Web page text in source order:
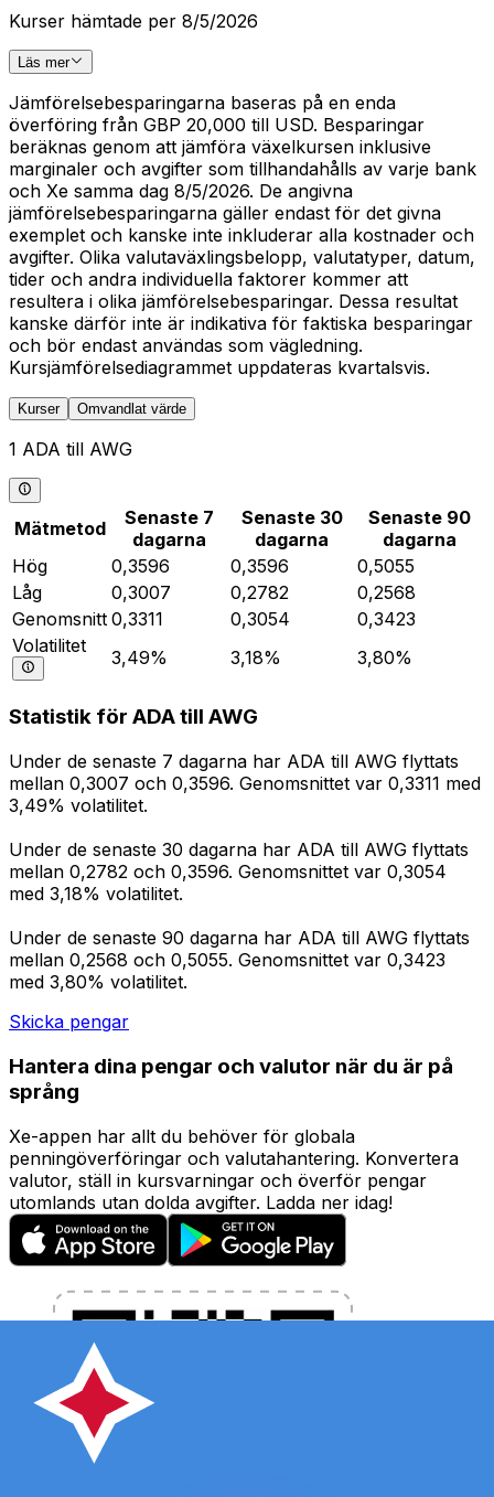
Kurser hämtade per 8/5/2026
Läs mer
Jämförelsebesparingarna baseras på en enda
överföring från GBP 20,000 till USD. Besparingar
beräknas genom att jämföra växelkursen inklusive
marginaler och avgifter som tillhandahålls av varje bank
och Xe samma dag 8/5/2026. De angivna
jämförelsebesparingarna gäller endast för det givna
exemplet och kanske inte inkluderar alla kostnader och
avgifter. Olika valutaväxlingsbelopp, valutatyper, datum,
tider och andra individuella faktorer kommer att
resultera i olika jämförelsebesparingar. Dessa resultat
kanske därför inte är indikativa för faktiska besparingar
och bör endast användas som vägledning.
Kursjämförelsediagrammet uppdateras kvartalsvis.
Kurser Omvandlat värde
1 ADA till AWG
Mätmetod
Senaste 7
dagarna
Senaste 30
dagarna
Senaste 90
dagarna
Hög
0,3596 0,3596
0,5055
Låg
0,3007 0,2782
0,2568
Genomsnitt 0,3311 0,3054
0,3423
Volatilitet
3,49% 3,18% 3,80%
Statistik för ADA till AWG
Under de senaste 7 dagarna har ADA till AWG flyttats
mellan 0,3007 och 0,3596. Genomsnittet var 0,3311 med
3,49% volatilitet.
Under de senaste 30 dagarna har ADA till AWG flyttats
mellan 0,2782 och 0,3596. Genomsnittet var 0,3054
med 3,18% volatilitet.
Under de senaste 90 dagarna har ADA till AWG flyttats
mellan 0,2568 och 0,5055. Genomsnittet var 0,3423
med 3,80% volatilitet.
Skicka pengar
Hantera dina pengar och valutor när du är på
språng
Xe-appen har allt du behöver för globala
penningöverföringar och valutahantering. Konvertera
valutor, ställ in kursvarningar och överför pengar
utomlands utan dolda avgifter. Ladda ner idag!